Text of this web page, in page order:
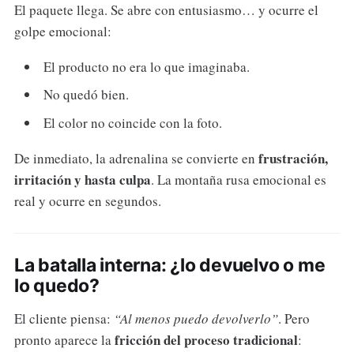
El paquete llega. Se abre con entusiasmo… y ocurre el
golpe emocional:
El producto no era lo que imaginaba.
No quedó bien.
El color no coincide con la foto.
De inmediato, la adrenalina se convierte en frustración,
irritación y hasta culpa. La montaña rusa emocional es
real y ocurre en segundos.
La batalla interna: ¿lo devuelvo o me
lo quedo?
El cliente piensa: “Al menos puedo devolverlo”. Pero
pronto aparece la fricción del proceso tradicional: